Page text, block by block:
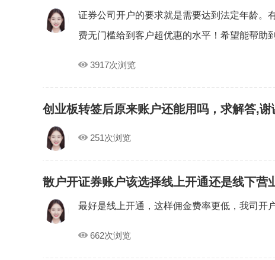
证券公司开户的要求就是需要达到法定年龄。
费无门槛给到客户超优惠的水平！希望能帮助
3917次浏览
创业板转签后原来账户还能用吗，求解答,谢
251次浏览
散户开证券账户该选择线上开通还是线下营
最好是线上开通，这样佣金费率更低，我司开
662次浏览